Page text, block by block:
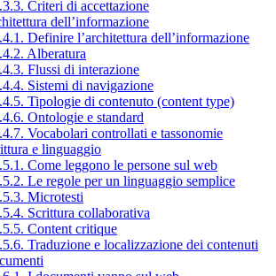
Criteri di accettazione
dell’informazione
Definire l’architettura dell’informazione
Alberatura
Flussi di interazione
Sistemi di navigazione
Tipologie di contenuto (content type)
Ontologie e standard
Vocabolari controllati e tassonomie
e linguaggio
Come leggono le persone sul web
Le regole per un linguaggio semplice
Microtesti
Scrittura collaborativa
Content critique
Traduzione e localizzazione dei contenuti